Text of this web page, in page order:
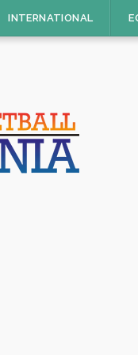
INTERNATIONAL